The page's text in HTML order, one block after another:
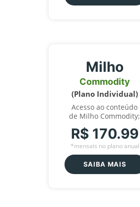
Milho
Commodity
(Plano Individual)
Acesso ao conteúdo
de Milho Commodity;
R$ 170.99
*mensais no plano anual
SAIBA MAIS